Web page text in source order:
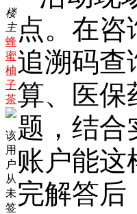
楼
主
蜂
蜜
柚
子
茶
该
用
户
从
未
签
点。在
追溯码查
算、医保
题，结合
账户能这
完解答后